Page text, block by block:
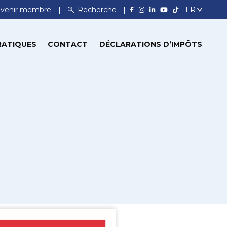
membre Recherche
CONTACT DÉCLARATIONS D’IMPÔTS